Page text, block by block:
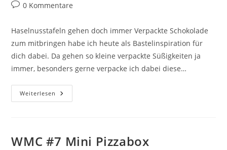
0 Kommentare
Haselnusstafeln gehen doch immer Verpackte Schokolade
zum mitbringen habe ich heute als Bastelinspiration für
dich dabei. Da gehen so kleine verpackte Süßigkeiten ja
immer, besonders gerne verpacke ich dabei diese…
Weiterlesen
WMC #7 Mini Pizzabox